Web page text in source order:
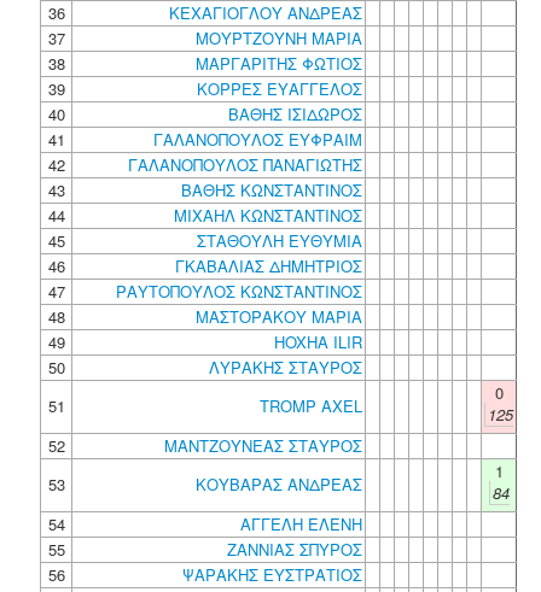
36
ΚΕΧΑΓΙΟΓΛΟΥ ΑΝΔΡΕΑΣ
37
ΜΟΥΡΤΖΟΥΝΗ ΜΑΡΙΑ
38
ΜΑΡΓΑΡΙΤΗΣ ΦΩΤΙΟΣ
39
ΚΟΡΡΕΣ ΕΥΑΓΓΕΛΟΣ
40
ΒΑΘΗΣ ΙΣΙΔΩΡΟΣ
41
ΓΑΛΑΝΟΠΟΥΛΟΣ ΕΥΦΡΑΙΜ
42
ΓΑΛΑΝΟΠΟΥΛΟΣ ΠΑΝΑΓΙΩΤΗΣ
43
ΒΑΘΗΣ ΚΩΝΣΤΑΝΤΙΝΟΣ
44
ΜΙΧΑΗΛ ΚΩΝΣΤΑΝΤΙΝΟΣ
45
ΣΤΑΘΟΥΛΗ ΕΥΘΥΜΙΑ
46
ΓΚΑΒΑΛΙΑΣ ΔΗΜΗΤΡΙΟΣ
47
ΡΑΥΤΟΠΟΥΛΟΣ ΚΩΝΣΤΑΝΤΙΝΟΣ
48
ΜΑΣΤΟΡΑΚΟΥ ΜΑΡΙΑ
49
HOXHA ILIR
50
ΛΥΡΑΚΗΣ ΣΤΑΥΡΟΣ
51
TROMP AXEL
0
125
52
ΜΑΝΤΖΟΥΝΕΑΣ ΣΤΑΥΡΟΣ
53
ΚΟΥΒΑΡΑΣ ΑΝΔΡΕΑΣ
1
84
54
ΑΓΓΕΛΗ ΕΛΕΝΗ
55
ΖΑΝΝΙΑΣ ΣΠΥΡΟΣ
56
ΨΑΡΑΚΗΣ ΕΥΣΤΡΑΤΙΟΣ